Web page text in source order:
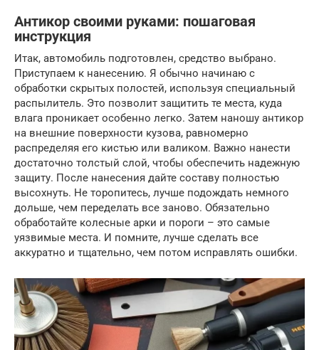
Антикор своими руками: пошаговая
инструкция
Итак, автомобиль подготовлен, средство выбрано.
Приступаем к нанесению. Я обычно начинаю с
обработки скрытых полостей, используя специальный
распылитель. Это позволит защитить те места, куда
влага проникает особенно легко. Затем наношу антикор
на внешние поверхности кузова, равномерно
распределяя его кистью или валиком. Важно нанести
достаточно толстый слой, чтобы обеспечить надежную
защиту. После нанесения дайте составу полностью
высохнуть. Не торопитесь, лучше подождать немного
дольше, чем переделать все заново. Обязательно
обработайте колесные арки и пороги – это самые
уязвимые места. И помните, лучше сделать все
аккуратно и тщательно, чем потом исправлять ошибки.